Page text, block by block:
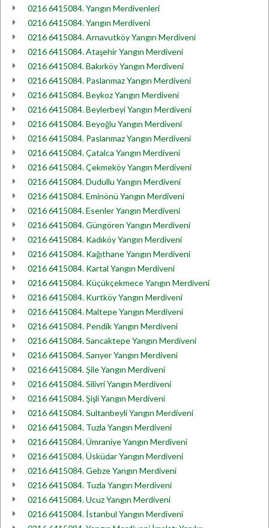
0216 6415084. Yangın Merdivenleri
0216 6415084. Yangın Merdiveni
0216 6415084. Arnavutköy Yangın Merdiveni
0216 6415084. Ataşehir Yangın Merdiveni
0216 6415084. Bakırköy Yangın Merdiveni
0216 6415084. Paslanmaz Yangın Merdiveni
0216 6415084. Beykoz Yangın Merdiveni
0216 6415084. Beylerbeyi Yangın Merdiveni
0216 6415084. Beyoğlu Yangın Merdiveni
0216 6415084. Paslanmaz Yangın Merdiveni
0216 6415084. Çatalca Yangın Merdiveni
0216 6415084. Çekmeköy Yangın Merdiveni
0216 6415084. Dudullu Yangın Merdiveni
0216 6415084. Eminönü Yangın Merdiveni
0216 6415084. Esenler Yangın Merdiveni
0216 6415084. Güngören Yangın Merdiveni
0216 6415084. Kadıköy Yangın Merdiveni
0216 6415084. Kağıthane Yangın Merdiveni
0216 6415084. Kartal Yangın Merdiveni
0216 6415084. Küçükçekmece Yangın Merdiveni
0216 6415084. Kurtköy Yangın Merdiveni
0216 6415084. Maltepe Yangın Merdiveni
0216 6415084. Pendik Yangın Merdiveni
0216 6415084. Sancaktepe Yangın Merdiveni
0216 6415084. Sarıyer Yangın Merdiveni
0216 6415084. Şile Yangın Merdiveni
0216 6415084. Silivri Yangın Merdiveni
0216 6415084. Şişli Yangın Merdiveni
0216 6415084. Sultanbeyli Yangın Merdiveni
0216 6415084. Tuzla Yangın Merdiveni
0216 6415084. Ümraniye Yangın Merdiveni
0216 6415084. Üsküdar Yangın Merdiveni
0216 6415084. Gebze Yangın Merdiveni
0216 6415084. Tuzla Yangın Merdiveni
0216 6415084. Ucuz Yangın Merdiveni
0216 6415084. İstanbul Yangın Merdiveni